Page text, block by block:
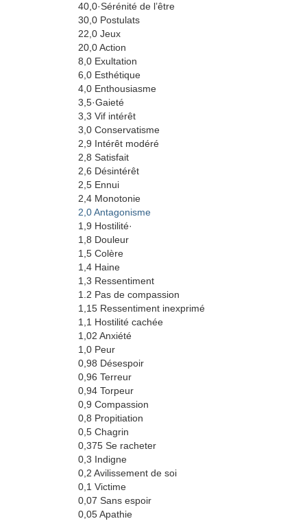
40,0·Sérénité de l’être
30,0 Postulats
22,0 Jeux
20,0 Action
8,0 Exultation
6,0 Esthétique
4,0 Enthousiasme
3,5·Gaieté
3,3 Vif intérêt
3,0 Conservatisme
2,9 Intérêt modéré
2,8 Satisfait
2,6 Désintérêt
2,5 Ennui
2,4 Monotonie
2,0 Antagonisme
1,9 Hostilité·
1,8 Douleur
1,5 Colère
1,4 Haine
1,3 Ressentiment
1.2 Pas de compassion
1,15 Ressentiment inexprimé
1,1 Hostilité cachée
1,02 Anxiété
1,0 Peur
0,98 Désespoir
0,96 Terreur
0,94 Torpeur
0,9 Compassion
0,8 Propitiation
0,5 Chagrin
0,375 Se racheter
0,3 Indigne
0,2 Avilissement de soi
0,1 Victime
0,07 Sans espoir
0,05 Apathie